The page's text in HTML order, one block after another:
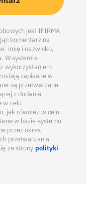
jest IFIRMA
komentarz na
imię i nazwisko,
W systemie
wykorzystaniem
zapisane w
są przetwarzane
z dodania
w celu
jak również w celu
w bazie systemu
przez okres
przetwarzania
ze strony polityki